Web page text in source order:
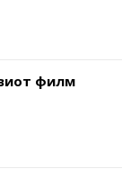
филм